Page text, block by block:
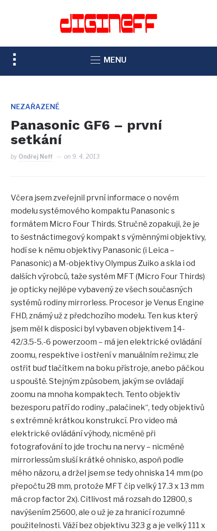
TOGGLE
SIDEBAR
NAVIGATION
MENU
NEZAŘAZENÉ
Panasonic GF6 – první
setkání
by Ondřej Neff on 9. 4. 2013
Včera jsem zveřejnil první informace o novém
modelu systémového kompaktu Panasonic s
formátem Micro Four Thirds. Stručně zopakuji, že je
to šestnáctimegový kompakt s výměnnými objektivy,
hodí se k němu objektivy Panasonic (i Leica –
Panasonic) a M-objektivy Olympus Zuiko a skla i od
dalších výrobců, taže systém MFT (Micro Four Thirds)
je opticky nejlépe vybavený ze všech současných
systémů rodiny mirrorless. Procesor je Venus Engine
FHD, známý už z předchozího modelu. Ten kus který
jsem měl k disposici byl vybaven objektivem 14-
42/3.5-5.-6 powerzoom – má jen elektrické ovládání
zoomu, respektive i ostření v manuálním režimu; zle
ostřit buď tlačítkem na boku přístroje, anebo páčkou
u spouště. Stejným způsobem, jakým se ovládají
zoomu na mnoha kompaktech. Tento objektiv
bezesporu patří do rodiny „palačinek“, tedy objektivů
s extrémně krátkou konstrukcí. Pro video má
elektrické ovládání výhody, nicméně při
fotografování to jde trochu na nervy – nicméně
mirrorlessům sluší krátké ohnisko, aspoň podle
mého názoru, a držel jsem se tedy ohniska 14 mm (po
přepočtu 28 mm, protože MFT čip velký 17.3 x 13 mm
má crop factor 2x). Citlivost má rozsah do 12800, s
navýšením 25600, ale o už je za hranicí rozumné
použitelnosti. Váží bez objektivu 323 g a je velký 111 x